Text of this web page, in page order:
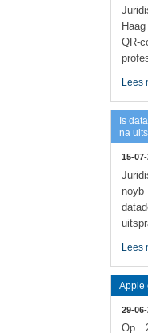
QR-
Lees
Is
na
15-
Lees
Apple
29-
Op